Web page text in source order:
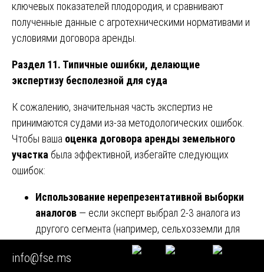
ключевых показателей плодородия, и сравнивают
полученные данные с агротехническими нормативами и
условиями договора аренды.
Раздел 11. Типичные ошибки, делающие
экспертизу бесполезной для суда
К сожалению, значительная часть экспертиз не
принимаются судами из-за методологических ошибок.
Чтобы ваша оценка договора аренды земельного
участка была эффективной, избегайте следующих
ошибок:
Использование нерепрезентативной выборки
аналогов — если эксперт выбрал 2-3 аналога из
другого сегмента (например, сельхозземли для
оценки участка под коммерческую застройку),
суд отвергнет заключение.
info@fse.ms